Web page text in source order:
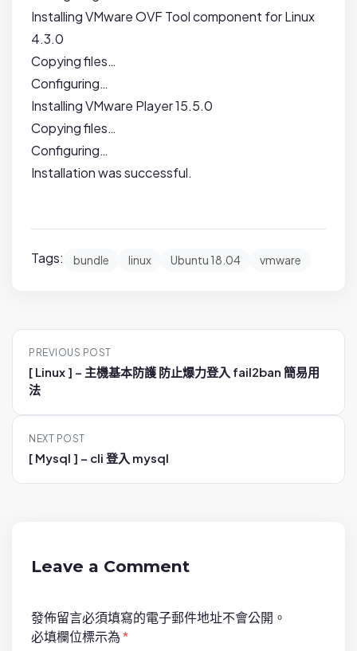
Installing VMware OVF Tool component for Linux
4.3.0
Copying files…
Configuring…
Installing VMware Player 15.5.0
Copying files…
Configuring…
Installation was successful.
Tags: bundle linux Ubuntu 18.04 vmware
P
t
PREVIOUS POST
[ Linux ] – 主機基本防護 防止爆力登入 fail2ban 簡易用
法
NEXT POST
[ Mysql ] – cli 登入 mysql
Leave a Comment
發佈留言必須填寫的電子郵件地址不會公開。
必填欄位標示為*